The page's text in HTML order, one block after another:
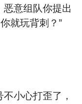
恶意组队你提出
就玩背刺？”
小心打歪了，